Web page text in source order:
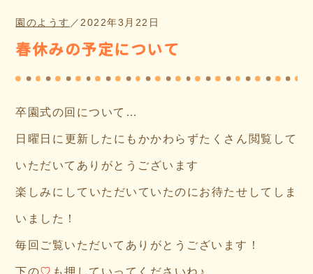
園のようす ／ 2022年3月22日
春休みの予定について
卒園式の回について…
日曜日に更新したにもかかわらずたくさん閲覧して
いただいてありがとうございます
楽しみにしていただいていたのにお待たせしてしま
いました！
毎回ご覧いただいてありがとうございます！
下の♡ も押していってくださいね♪